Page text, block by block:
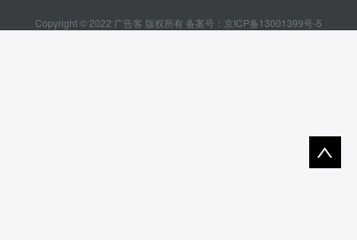
Copyright © 2022 广告客 版权所有 备案号： 京ICP备13001399号-5